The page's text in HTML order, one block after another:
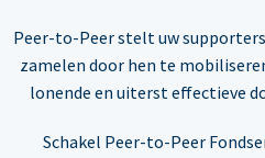
Peer-to-Peer stelt uw
zamelen door hen te
lonende en uiterst effectieve
Schakel Peer-to-Peer